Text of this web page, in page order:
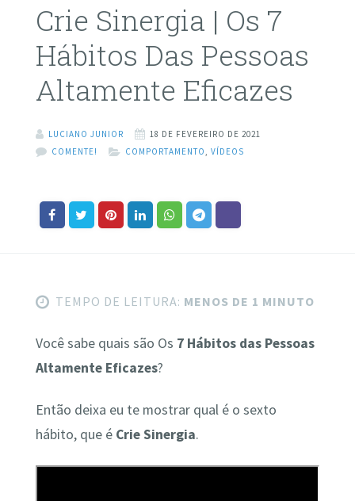
Crie Sinergia | Os 7
Hábitos Das Pessoas
Altamente Eficazes
LUCIANO JUNIOR
18 DE FEVEREIRO DE 2021
COMENTE!
COMPORTAMENTO VÍDEOS
TEMPO DE LEITURA: MENOS DE 1 MINUTO
Você sabe quais são Os 7 Hábitos das Pessoas
Altamente Eficazes?
Então deixa eu te mostrar qual é o sexto
hábito, que é Crie Sinergia.